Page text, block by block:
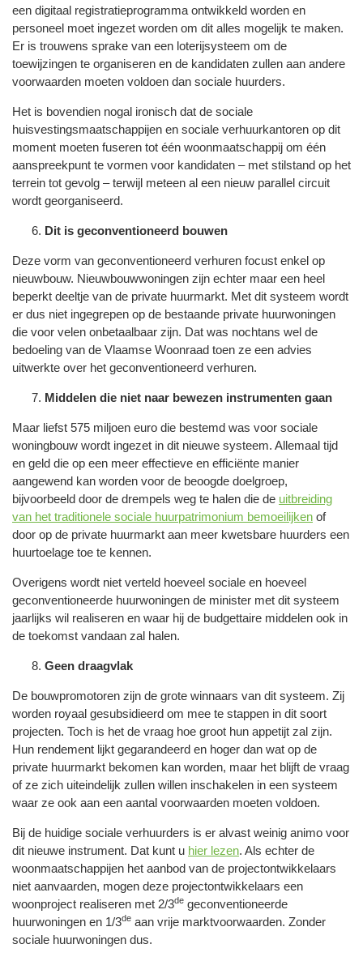
een digitaal registratieprogramma ontwikkeld worden en
personeel moet ingezet worden om dit alles mogelijk te maken.
Er is trouwens sprake van een loterijsysteem om de
toewijzingen te organiseren en de kandidaten zullen aan andere
voorwaarden moeten voldoen dan sociale huurders.
Het is bovendien nogal ironisch dat de sociale
huisvestingsmaatschappijen en sociale verhuurkantoren op dit
moment moeten fuseren tot één woonmaatschappij om één
aanspreekpunt te vormen voor kandidaten – met stilstand op het
terrein tot gevolg – terwijl meteen al een nieuw parallel circuit
wordt georganiseerd.
Dit is geconventioneerd bouwen
Deze vorm van geconventioneerd verhuren focust enkel op
nieuwbouw. Nieuwbouwwoningen zijn echter maar een heel
beperkt deeltje van de private huurmarkt. Met dit systeem wordt
er dus niet ingegrepen op de bestaande private huurwoningen
die voor velen onbetaalbaar zijn. Dat was nochtans wel de
bedoeling van de Vlaamse Woonraad toen ze een advies
uitwerkte over het geconventioneerd verhuren.
Middelen die niet naar bewezen instrumenten gaan
Maar liefst 575 miljoen euro die bestemd was voor sociale
woningbouw wordt ingezet in dit nieuwe systeem. Allemaal tijd
en geld die op een meer effectieve en efficiënte manier
aangewend kan worden voor de beoogde doelgroep,
bijvoorbeeld door de drempels weg te halen die de uitbreiding
van het traditionele sociale huurpatrimonium bemoeilijken of
door op de private huurmarkt aan meer kwetsbare huurders een
huurtoelage toe te kennen.
Overigens wordt niet verteld hoeveel sociale en hoeveel
geconventioneerde huurwoningen de minister met dit systeem
jaarlijks wil realiseren en waar hij de budgettaire middelen ook in
de toekomst vandaan zal halen.
Geen draagvlak
De bouwpromotoren zijn de grote winnaars van dit systeem. Zij
worden royaal gesubsidieerd om mee te stappen in dit soort
projecten. Toch is het de vraag hoe groot hun appetijt zal zijn.
Hun rendement lijkt gegarandeerd en hoger dan wat op de
private huurmarkt bekomen kan worden, maar het blijft de vraag
of ze zich uiteindelijk zullen willen inschakelen in een systeem
waar ze ook aan een aantal voorwaarden moeten voldoen.
Bij de huidige sociale verhuurders is er alvast weinig animo voor
dit nieuwe instrument. Dat kunt u hier lezen. Als echter de
woonmaatschappijen het aanbod van de projectontwikkelaars
niet aanvaarden, mogen deze projectontwikkelaars een
woonproject realiseren met 2/3de geconventioneerde
huurwoningen en 1/3de aan vrije marktvoorwaarden. Zonder
sociale huurwoningen dus.